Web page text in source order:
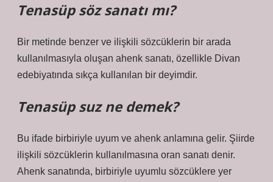
Tenasüp söz sanatı mı?
Bir metinde benzer ve ilişkili sözcüklerin bir arada
kullanılmasıyla oluşan ahenk sanatı, özellikle Divan
edebiyatında sıkça kullanılan bir deyimdir.
Tenasüp suz ne demek?
Bu ifade birbiriyle uyum ve ahenk anlamına gelir. Şiirde
ilişkili sözcüklerin kullanılmasına oran sanatı denir.
Ahenk sanatında, birbiriyle uyumlu sözcüklere yer